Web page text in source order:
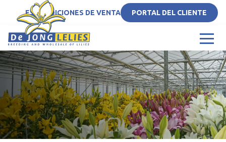
ESCONDICIONES DE VENTA PORTAL DEL CLIENTE